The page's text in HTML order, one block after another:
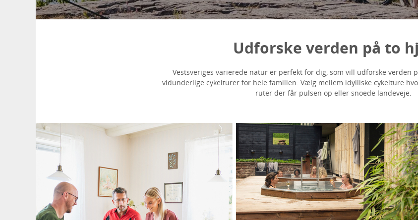
Udforske verden på to
Vestsveriges varierede natur er perfekt for dig, som vill udforske verden
vidunderlige cykelturer for hele familien. Vælg mellem idylliske cykelture
ruter der får pulsen op eller snoede landeveje.